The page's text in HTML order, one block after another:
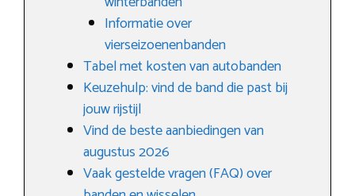
Informatie over
vierseizoenenbanden
Tabel met kosten van autobanden
Keuzehulp: vind de band die past bij
jouw rijstijl
Vind de beste aanbiedingen van
augustus 2026
Vaak gestelde vragen (FAQ) over